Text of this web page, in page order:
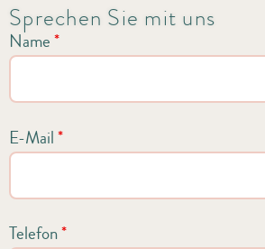
Sprechen Sie mit uns
Name*
E-Mail*
Telefon*